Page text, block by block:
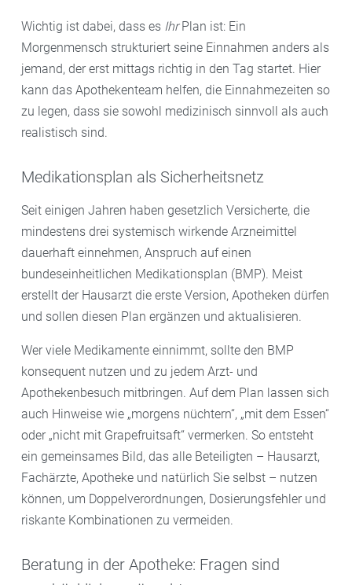
Wichtig ist dabei, dass es IhrPlan ist: Ein
Morgenmensch strukturiert seine Einnahmen anders als
jemand, der erst mittags richtig in den Tag startet. Hier
kann das Apothekenteam helfen, die Einnahmezeiten so
zu legen, dass sie sowohl medizinisch sinnvoll als auch
realistisch sind.
Medikationsplan als Sicherheitsnetz
Seit einigen Jahren haben gesetzlich Versicherte, die
mindestens drei systemisch wirkende Arzneimittel
dauerhaft einnehmen, Anspruch auf einen
bundeseinheitlichen Medikationsplan (BMP). Meist
erstellt der Hausarzt die erste Version, Apotheken dürfen
und sollen diesen Plan ergänzen und aktualisieren.
Wer viele Medikamente einnimmt, sollte den BMP
konsequent nutzen und zu jedem Arzt- und
Apothekenbesuch mitbringen. Auf dem Plan lassen sich
auch Hinweise wie „morgens nüchtern“, „mit dem Essen“
oder „nicht mit Grapefruitsaft“ vermerken. So entsteht
ein gemeinsames Bild, das alle Beteiligten – Hausarzt,
Fachärzte, Apotheke und natürlich Sie selbst – nutzen
können, um Doppelverordnungen, Dosierungsfehler und
riskante Kombinationen zu vermeiden.
Beratung in der Apotheke: Fragen sind